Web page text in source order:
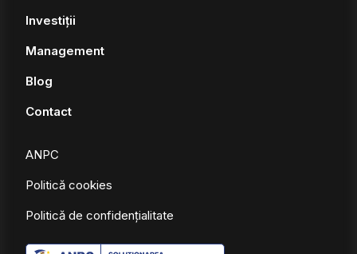
Investiții
Management
Blog
Contact
ANPC
Politică cookies
Politică de confidențialitate